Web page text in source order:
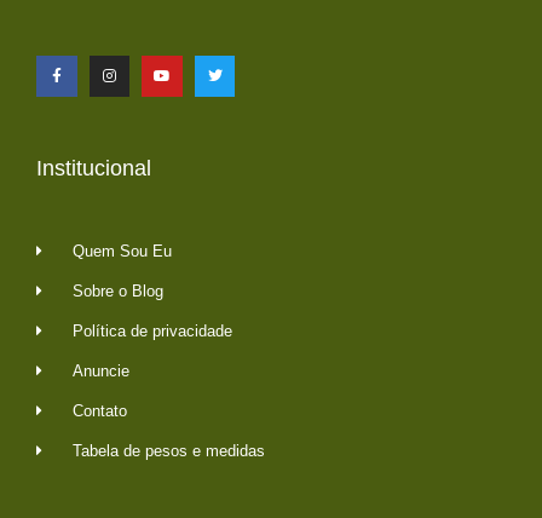
Institucional
Quem Sou Eu
Sobre o Blog
Política de privacidade
Anuncie
Contato
Tabela de pesos e medidas